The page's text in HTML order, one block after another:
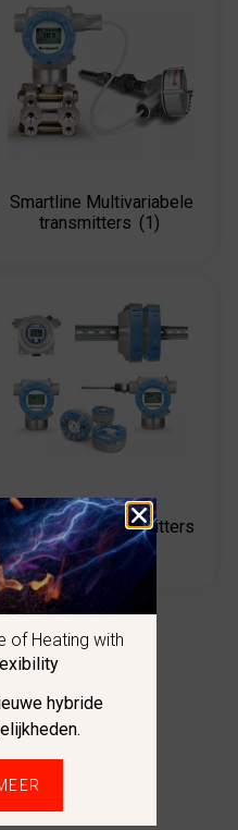
Smartline Multivariabele
transmitters (1)
Smartline
Temperatuurtransmitters
(6)
of Heating with
hybride